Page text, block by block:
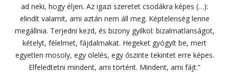
ad neki, hogy éljen. Az igazi szeretet csodákra képes (…):
elindít valamit, ami aztán nem áll meg. Képtelenség lenne
megállnia. Terjedni kezd, és bizony gyilkol: bizalmatlanságot,
kételyt, félelmet, fájdalmakat. Hegeket gyógyít be, mert
egyetlen mosoly, egy ölelés, egy őszinte tekintet erre képes.
Elfeledtetni mindent, ami történt. Mindent, ami fájt.”